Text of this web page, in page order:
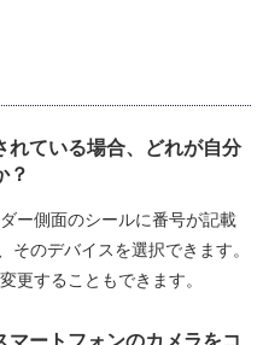
れている場合、どれが自分
？
ー側面のシールに番号が記載
そのデバイスを選択できます。
更することもできます。
マートフォンのカメラをコ